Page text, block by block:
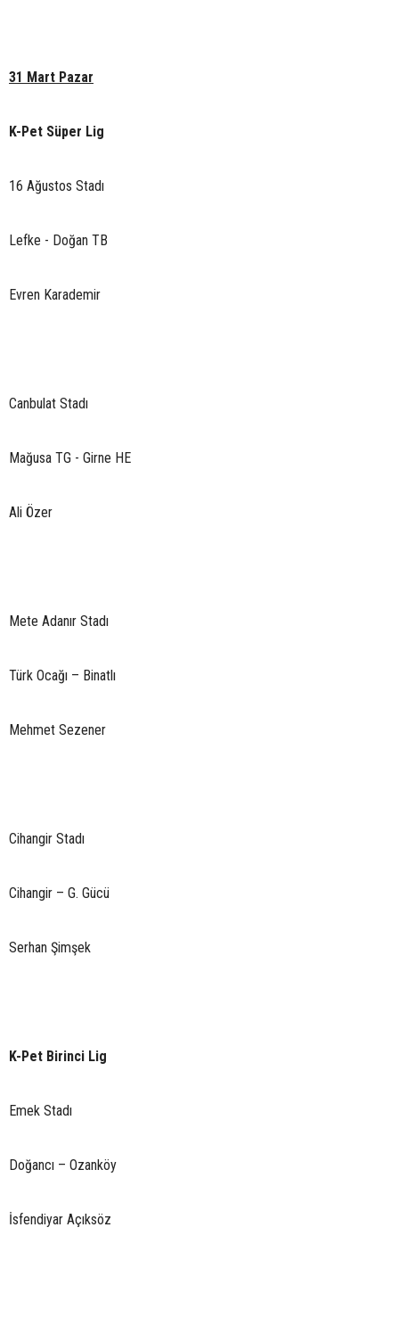
31 Mart Pazar
K-Pet Süper Lig
16 Ağustos Stadı
Lefke - Doğan TB
Evren Karademir
Canbulat Stadı
Mağusa TG - Girne HE
Ali Özer
Mete Adanır Stadı
Türk Ocağı – Binatlı
Mehmet Sezener
Cihangir Stadı
Cihangir – G. Gücü
Serhan Şimşek
K-Pet Birinci Lig
Emek Stadı
Doğancı – Ozanköy
İsfendiyar Açıksöz